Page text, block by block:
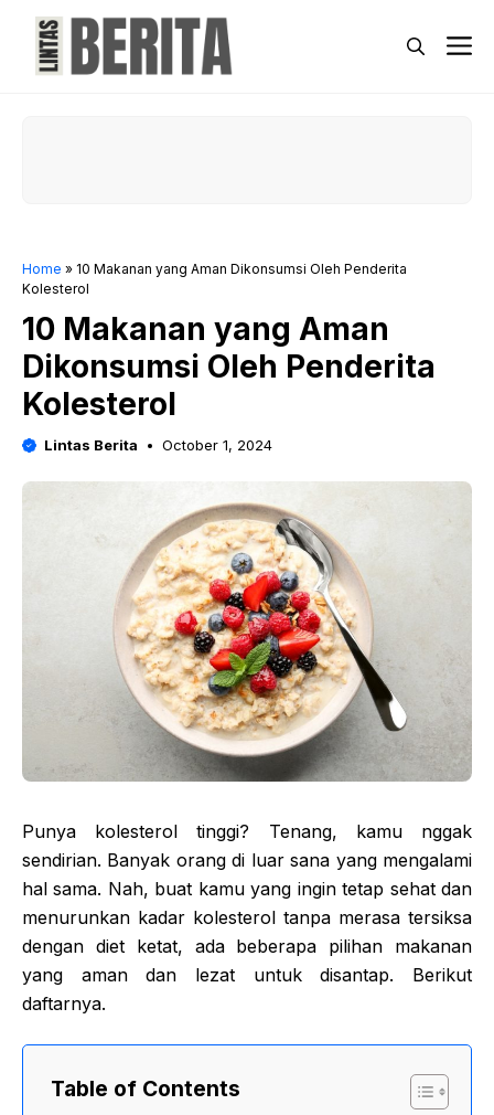
content
Home » 10 Makanan yang Aman Dikonsumsi Oleh Penderita
Kolesterol
10 Makanan yang Aman
Dikonsumsi Oleh Penderita
Kolesterol
Lintas Berita October 1, 2024
Punya kolesterol tinggi? Tenang, kamu nggak
sendirian. Banyak orang di luar sana yang mengalami
hal sama. Nah, buat kamu yang ingin tetap sehat dan
menurunkan kadar kolesterol tanpa merasa tersiksa
dengan diet ketat, ada beberapa pilihan makanan
yang aman dan lezat untuk disantap. Berikut
daftarnya.
Table of Contents